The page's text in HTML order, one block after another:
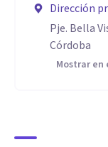
Dirección
Pje. Bella
Córdoba
Mostrar en